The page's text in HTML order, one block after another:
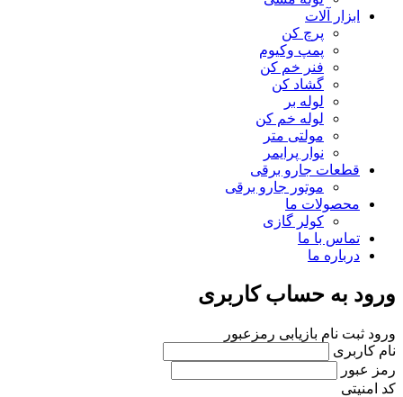
ابزار آلات
پرچ کن
پمپ وکیوم
فنر خم کن
گشاد کن
لوله بر
لوله خم کن
مولتی متر
نوار پرایمر
قطعات جارو برقی
موتور جارو برقی
محصولات ما
کولر گازی
تماس با ما
درباره ما
ورود به حساب کاربری
ورود ثبت نام بازیابی رمزعبور
نام کاربری
رمز عبور
کد امنیتی